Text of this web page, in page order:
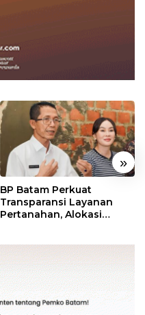
»
BP Batam Perkuat
Transparansi Layanan
Pertanahan, Alokasi